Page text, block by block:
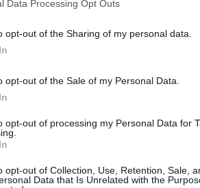
Data Processing Opt Outs
opt-out of the Sharing of my personal data.
opt-out of the Sale of my Personal Data.
opt-out of processing my Personal Data for
opt-out of Collection, Use, Retention, Sale,
Data that Is Unrelated with the
ponudbo, s katero bodo